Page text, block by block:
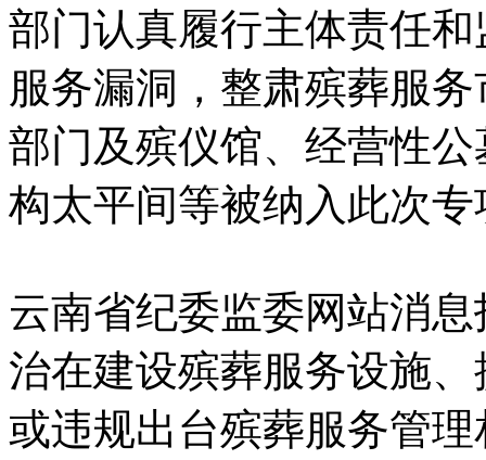
部门认真履行主体责任
服务漏洞，整肃殡葬服
部门及殡仪馆、经营性
构太平间等被纳入此次
云南省纪委监委网站消
治在建设殡葬服务设施
或违规出台殡葬服务管